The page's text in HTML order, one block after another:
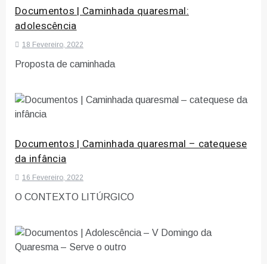
Documentos | Caminhada quaresmal:
adolescência
18 Fevereiro, 2022
Proposta de caminhada
Documentos | Caminhada quaresmal – catequese
da infância
16 Fevereiro, 2022
O CONTEXTO LITÚRGICO